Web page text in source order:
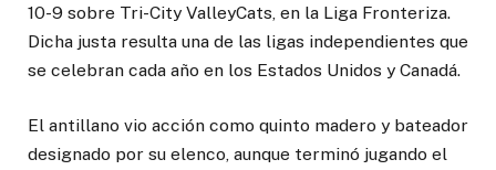
10-9 sobre Tri-City ValleyCats, en la Liga Fronteriza.
Dicha justa resulta una de las ligas independientes que
se celebran cada año en los Estados Unidos y Canadá.
El antillano vio acción como quinto madero y bateador
designado por su elenco, aunque terminó jugando el